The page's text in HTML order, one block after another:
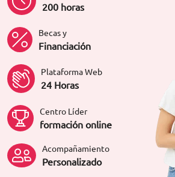
200 horas
Becas y
Financiación
Plataforma Web
24 Horas
Centro Líder
formación online
Acompañamiento
Personalizado